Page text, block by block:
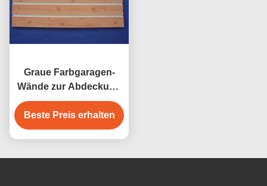
Graue Farbgaragen-
Wände zur Abdeckung
von Wänden und von
Anzeigefeld
Beste Preis erhalten